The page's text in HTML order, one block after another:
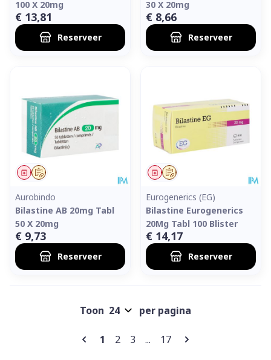
100 X 20mg
€ 13,81
Reserveer
30 X 20mg
€ 8,66
Reserveer
Op voorschrift
Geneesmiddel
Aurobindo
Bilastine AB 20mg Tabl
50 X 20mg
€ 9,73
Reserveer
Op voorschrift
Geneesmiddel
Eurogenerics (EG)
Bilastine Eurogenerics
20Mg Tabl 100 Blister
€ 14,17
Reserveer
Pagina's
U lees momenteel pagina
1 Pagina
2 Pagina
3 ... Pagina
17
Toon per pagina